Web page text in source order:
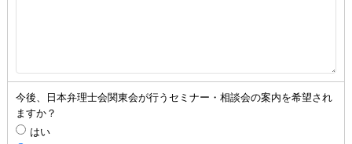
今後、日本弁理士会関東会が行うセミナー・相談会の案内を希望され
ますか？
はい